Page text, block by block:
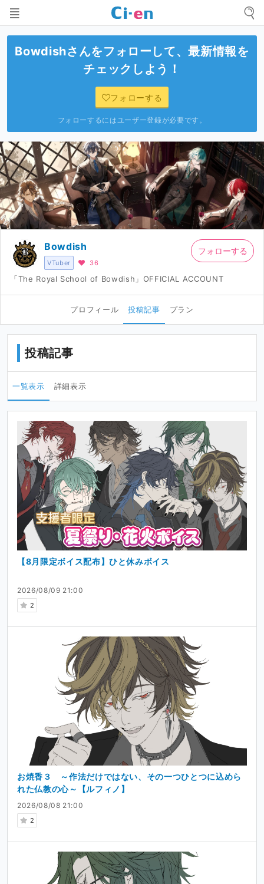
Bowdishさんをフォローして、最新情報を
チェックしよう！
フォローする
フォローするにはユーザー登録が必要です。
VTuber
Bowdish
36
「The Royal School of Bowdish」OFFICIAL ACCOUNT
フォローする
プロフィール 投稿記事 プラン
投稿記事
一覧表示 詳細表示
2026/08/09 21:00
2
【8月限定ボイス配布】ひと休みボイス
2026/08/08 21:00
2
お焼香３ ～作法だけではない、その一つひとつに込めら
れた仏教の心～【ルフィノ】